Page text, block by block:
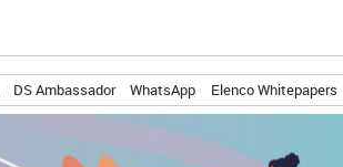
DS Ambassador WhatsApp Elenco Whitepapers